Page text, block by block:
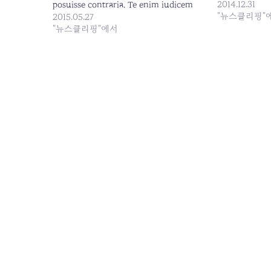
posuisse contraria. Te enim iudicem
aequum puto, modo quae dicat ille
bene noris. Sint modo partes vitae
2015.05.27
"뉴스클리핑"에서
aequum
bene noris.
2014.12.31
"뉴스클리핑"